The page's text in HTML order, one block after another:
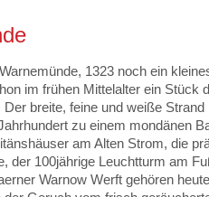
1323 noch ein
im frühen Mittelalter ein Stück
breite, feine und weiße
zu einem mondänen
am Alten Strom, die
der 100jährige Leuchtturm am
Warnow Werft gehören